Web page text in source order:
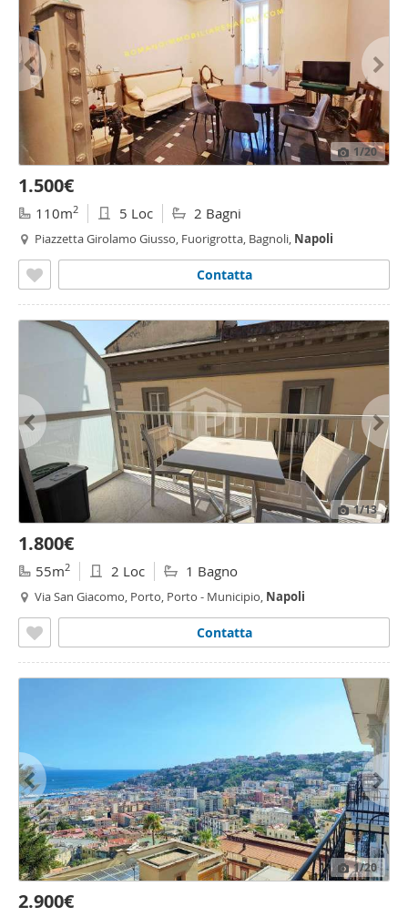
1/20
1.500€
110m2 5 Loc 2 Bagni
Piazzetta Girolamo Giusso, Fuorigrotta, Bagnoli, Napoli
Contatta
1/13
1.800€
55m2 2 Loc 1 Bagno
Via San Giacomo, Porto, Porto - Municipio, Napoli
Contatta
1/20
2.900€